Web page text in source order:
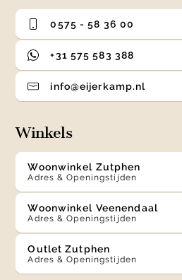
0575 - 58 36 00
+31 575 583 388
info@eijerkamp.nl
Winkels
Woonwinkel Zutphen
Adres & Openingstijden
Woonwinkel Veenendaal
Adres & Openingstijden
Outlet Zutphen
Adres & Openingstijden